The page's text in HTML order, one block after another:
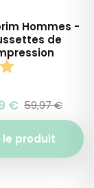
Hommes -
de
Prix
59,97 €Prix
€
le produit